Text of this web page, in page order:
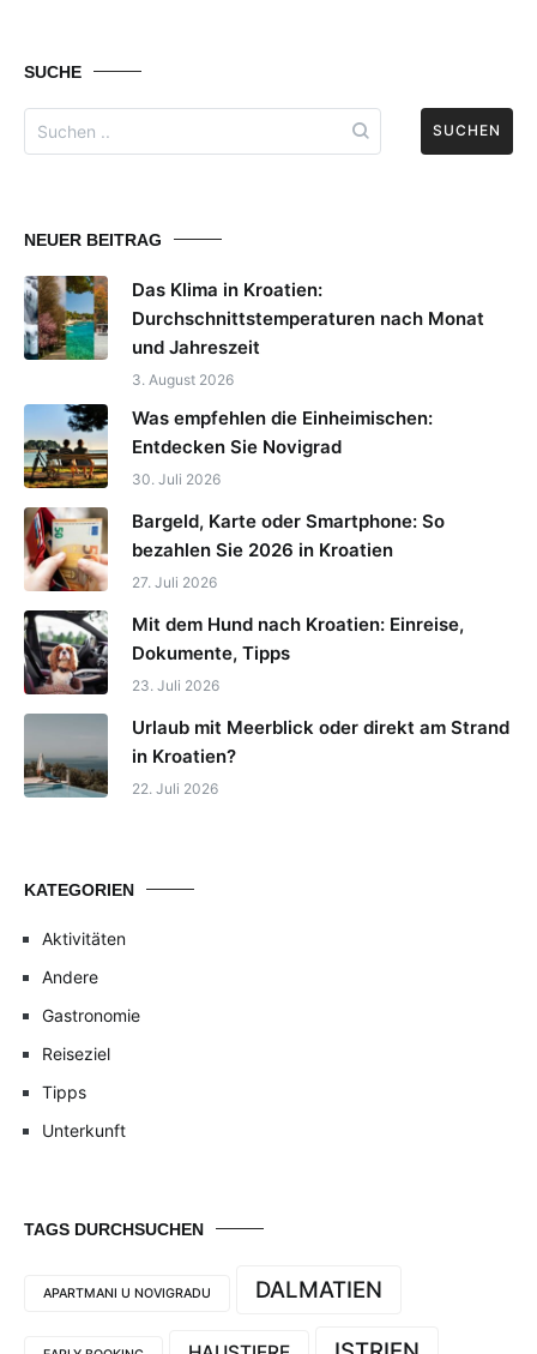
SUCHE
Search
for:
NEUER BEITRAG
Das Klima in Kroatien:
Durchschnittstemperaturen nach Monat
und Jahreszeit
3. August 2026
Was empfehlen die Einheimischen:
Entdecken Sie Novigrad
30. Juli 2026
Bargeld, Karte oder Smartphone: So
bezahlen Sie 2026 in Kroatien
27. Juli 2026
Mit dem Hund nach Kroatien: Einreise,
Dokumente, Tipps
23. Juli 2026
Urlaub mit Meerblick oder direkt am Strand
in Kroatien?
22. Juli 2026
KATEGORIEN
Aktivitäten
Andere
Gastronomie
Reiseziel
Tipps
Unterkunft
TAGS DURCHSUCHEN
APARTMANI U NOVIGRADU DALMATIEN